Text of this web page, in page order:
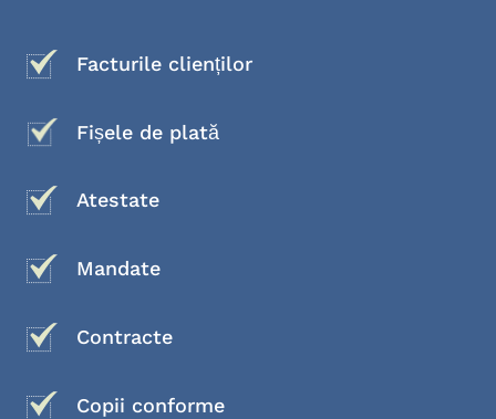
Facturile clienților
Fișele de plată
Atestate
Mandate
Contracte
Copii conforme